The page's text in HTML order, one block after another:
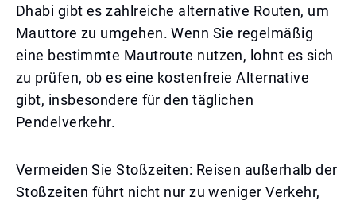
Dhabi gibt es zahlreiche alternative Routen, um
Mauttore zu umgehen. Wenn Sie regelmäßig
eine bestimmte Mautroute nutzen, lohnt es sich
zu prüfen, ob es eine kostenfreie Alternative
gibt, insbesondere für den täglichen
Pendelverkehr.
Vermeiden Sie Stoßzeiten: Reisen außerhalb der
Stoßzeiten führt nicht nur zu weniger Verkehr,